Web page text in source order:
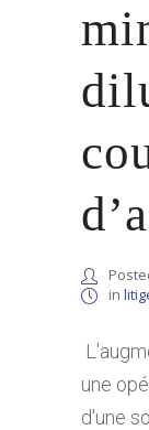
in
une
d'une